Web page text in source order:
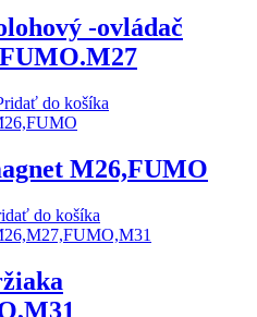
-ovládač
do košíka
M26,FUMO
do košíka